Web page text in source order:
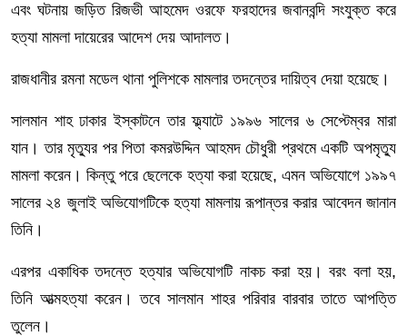
এবং ঘটনায় জড়িত রিজভী আহমেদ ওরফে ফরহাদের জবানবন্দি সংযুক্ত করে
হত্যা মামলা দায়েরের আদেশ দেয় আদালত।
রাজধানীর রমনা মডেল থানা পুলিশকে মামলার তদন্তের দায়িত্ব দেয়া হয়েছে।
সালমান শাহ ঢাকার ইস্কাটনে তার ফ্ল্যাটে ১৯৯৬ সালের ৬ সেপ্টেম্বর মারা
যান। তার মৃত্যুর পর পিতা কমরউদ্দিন আহমদ চৌধুরী প্রথমে একটি অপমৃত্যু
মামলা করেন। কিন্তু পরে ছেলেকে হত্যা করা হয়েছে, এমন অভিযোগে ১৯৯৭
সালের ২৪ জুলাই অভিযোগটিকে হত্যা মামলায় রূপান্তর করার আবেদন জানান
তিনি।
এরপর একাধিক তদন্তে হত্যার অভিযোগটি নাকচ করা হয়। বরং বলা হয়,
তিনি আত্মহত্যা করেন। তবে সালমান শাহর পরিবার বারবার তাতে আপত্তি
তুলেন।